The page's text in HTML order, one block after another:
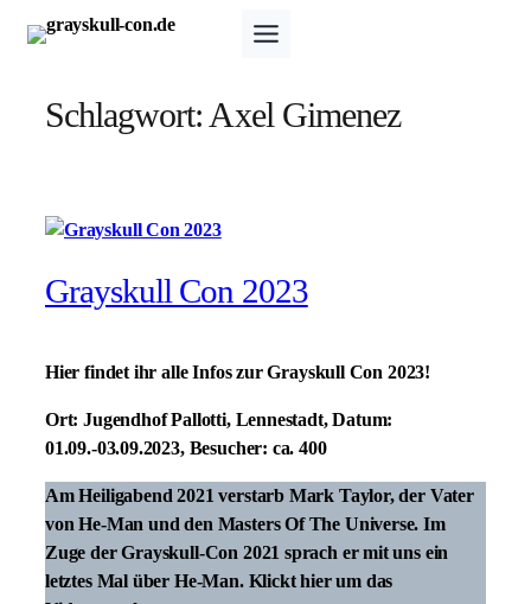
Zum
Inhalt
Schlagwort:Axel Gimenez
Grayskull Con 2023
Hier findet ihr alle Infos zur Grayskull Con 2023!
Ort:Jugendhof Pallotti, Lennestadt,Datum:
01.09.-03.09.2023, Besucher: ca. 400
Am Heiligabend 2021 verstarb Mark Taylor, der Vater
von He-Man und den Masters Of The Universe. Im
Zuge der Grayskull-Con 2021 sprach er mit uns ein
letztes Mal über He-Man. Klickt hier um das